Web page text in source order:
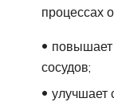
процессах
повышает
сосудов;
улучшает